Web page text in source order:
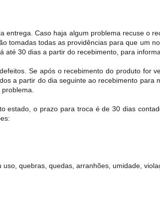
entrega. Caso haja algum problema recuse o
tomadas todas as providências para que um
30 dias a partir do recebimento, para
Se após o recebimento do produto for
a partir do dia seguinte ao recebimento para
o prazo para troca é de 30 dias
quebras, quedas, arranhões, umidade,